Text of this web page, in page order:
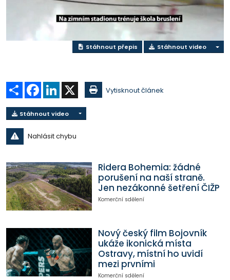
video
Stáhnout přepis Stáhnout video
Sdílet Facebook
LinkedIn Vytisknout článek
Stáhnout video
Nahlásit chybu
Ridera Bohemia: žádné
porušení na naší straně.
Jen nezákonné šetření ČIŽP
Komerční sdělení
Nový český film Bojovník
ukáže ikonická místa
Ostravy, místní ho uvidí
mezi prvními
Komerční sdělení